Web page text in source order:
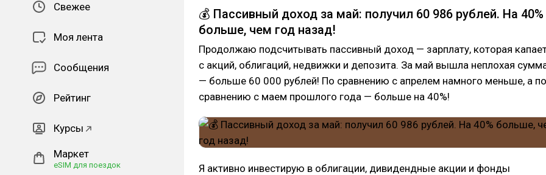
Свежее
Моя лента
Сообщения
Рейтинг
Курсы
Маркет
eSIM для поездок
💰 Пассивный доход за май: получил 60 986 рублей. На 40%
больше, чем год назад!
Продолжаю подсчитывать пассивный доход — зарплату, которая
с акций, облигаций, недвижки и депозита. За май вышла неплохая
— больше 60 000 рублей! По сравнению с апрелем намного меньше, а по
сравнению с маем прошлого года — больше на 40%!
Я активно инвестирую в облигации, дивидендные акции и фонды